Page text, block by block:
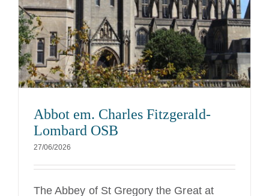
Abbot em. Charles Fitzgerald-
Lombard OSB
27/06/2026
The Abbey of St Gregory the Great at